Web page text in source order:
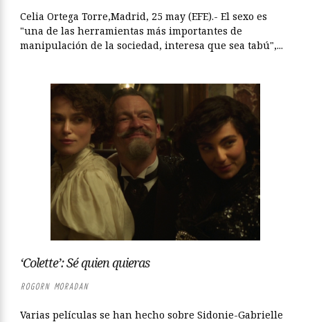
Celia Ortega Torre,Madrid, 25 may (EFE).- El sexo es
"una de las herramientas más importantes de
manipulación de la sociedad, interesa que sea tabú",...
‘Colette’: Sé quien quieras
ROGORN MORADAN
Varias películas se han hecho sobre Sidonie-Gabrielle